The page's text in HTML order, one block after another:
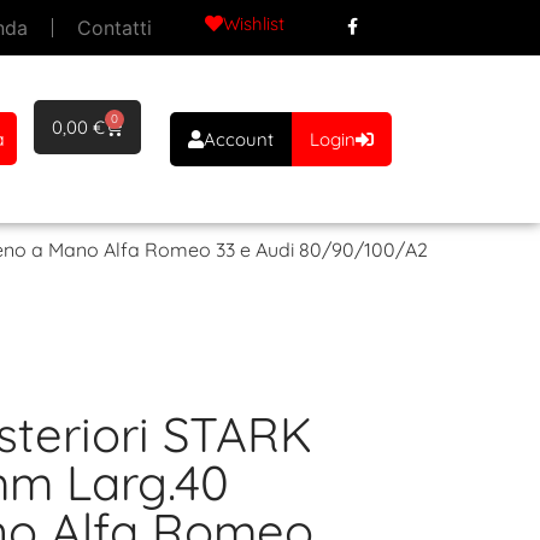
Contatti Wishlist
0,00€ 0
Account Login
a Mano Alfa Romeo 33 e Audi 80/90/100/A2
STARK
Larg.40